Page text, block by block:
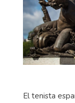
El tenista